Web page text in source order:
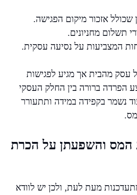
שכולל אזכור מיקום הפגישה.
תשלום מחניונים.
המצביעות על נסיעה עסקית.
עסק מהבית אך מגיע לפגישות
הפרדה ברורה בין החלק העסקי
נשמר בקפידה במידה ותתעורר
המס והשפעתן על הכרת
מעת לעת, ולכן יש לוודא